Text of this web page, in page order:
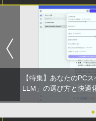
【特集】あなたのPC
LLM」の選び方と快適
●